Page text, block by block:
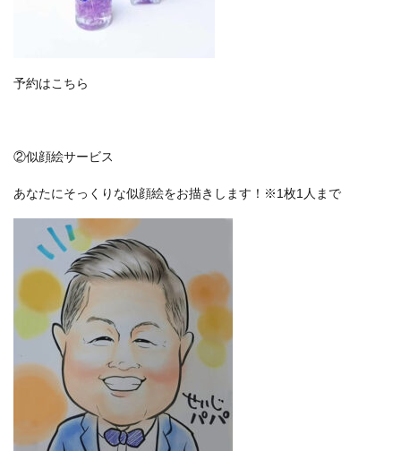
予約はこちら
②似顔絵サービス
あなたにそっくりな似顔絵をお描きします！ ※1枚1人まで